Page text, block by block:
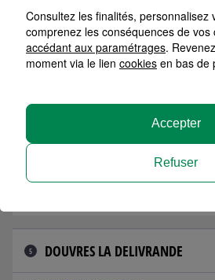
3 CAEN SAINT CONTEST
CAEN - IFS
HORAIRES D'AUJOURD'HUI
5 DOUVRES LA DELIVRANDE
Consultez les finalités, personnalisez
comprenez les conséquences de vos
accédant aux paramétrages.
moment via le lien cookies en bas de
Refuser
Accepter